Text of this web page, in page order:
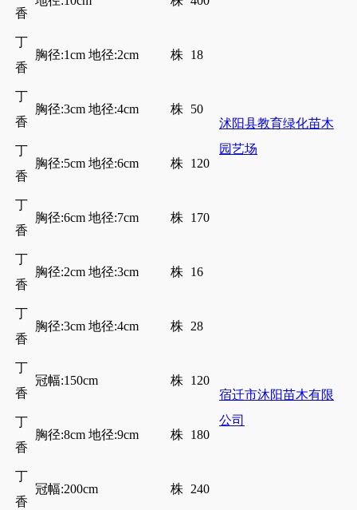
香
丁
香
胸径:1cm 地径:2cm 株 18
沭阳县教育绿化苗木
园艺场
丁
香
胸径:3cm 地径:4cm 株 50
丁
香
胸径:5cm 地径:6cm 株 120
丁
香
胸径:6cm 地径:7cm 株 170
丁
香
胸径:2cm 地径:3cm 株 16
宿迁市沐阳苗木有限
公司
丁
香
胸径:3cm 地径:4cm 株 28
丁
香
冠幅:150cm 株 120
丁
香
胸径:8cm 地径:9cm 株 180
丁
香
冠幅:200cm 株 240